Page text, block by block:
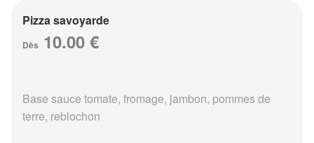
Pizza savoyarde
Dès 10.00 €
Base sauce tomate, fromage, jambon, pommes de
terre, reblochon